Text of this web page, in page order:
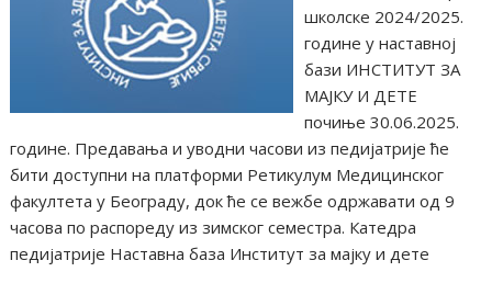
школске 2024/2025.
године у наставној
бази ИНСТИТУТ ЗА
МАЈКУ И ДЕТЕ
почиње 30.06.2025.
године. Предавања и уводни часови из педијатрије ће
бити доступни на платформи Ретикулум Медицинског
факултета у Београду, док ће се вежбе одржавати од 9
часова по распореду из зимског семестра. Катедра
педијатрије Наставна база Институт за мајку и дете